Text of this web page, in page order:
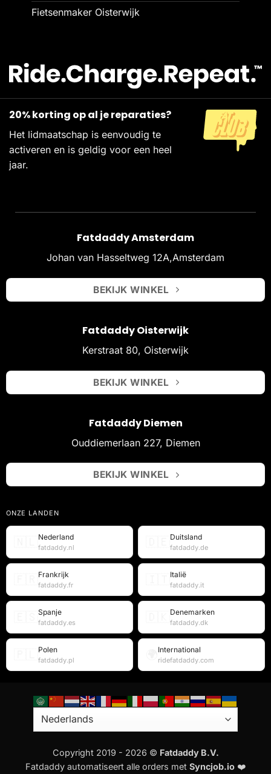
Fietsenmaker Oisterwijk
20% korting op al je reparaties?
Het lidmaatschap is eenvoudig te
activeren en is geldig voor een heel
jaar.
Fatdaddy Amsterdam
Johan van Hasseltweg 12A,Amsterdam
BEKIJK WINKEL
Fatdaddy Oisterwijk
Kerstraat 80, Oisterwijk
BEKIJK WINKEL
Fatdaddy Diemen
Ouddiemerlaan 227, Diemen
BEKIJK WINKEL
ONZE LANDEN
Nederland
fatdaddy.nl
Duitsland
fatdaddy.de
Frankrijk
fatdaddy.fr
Italië
fatdaddy.it
Spanje
fatdaddy.es
Denemarken
fatdaddy.dk
Polen
fatdaddy.pl
International
ridefatdaddy.com
Copyright 2019 - 2026 © Fatdaddy B.V.
Fatdaddy automatiseert alle orders met Syncjob.io ❤️